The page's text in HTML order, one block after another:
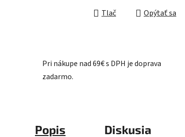
Tlač Opýtať sa
Pri nákupe nad 69€ s DPH je doprava
zadarmo.
Popis Diskusia